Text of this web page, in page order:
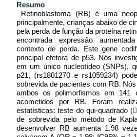
Resumo
Retinoblastoma (RB) é uma
principalmente, crianças abaixo de
pela perda de função da proteína
encontrada expressão
contexto de perda. Este gene
principal efetora de p53. Nós
em um único nucleotídeo (SNPs),
p21, (rs1801270 e rs1059234)
sobrevida de pacientes com RB.
ambos os polimorfismos em 141
acometidos por RB. Foram
estatísticas: teste do qui-quadrado
de sobrevida pelo método de
desenvolver RB aumenta 1.98